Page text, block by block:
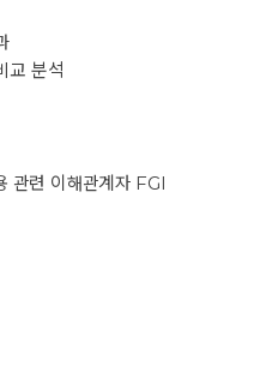
교 분석
관련 이해관계자 FGI